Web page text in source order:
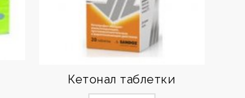
Кетонал таблетки